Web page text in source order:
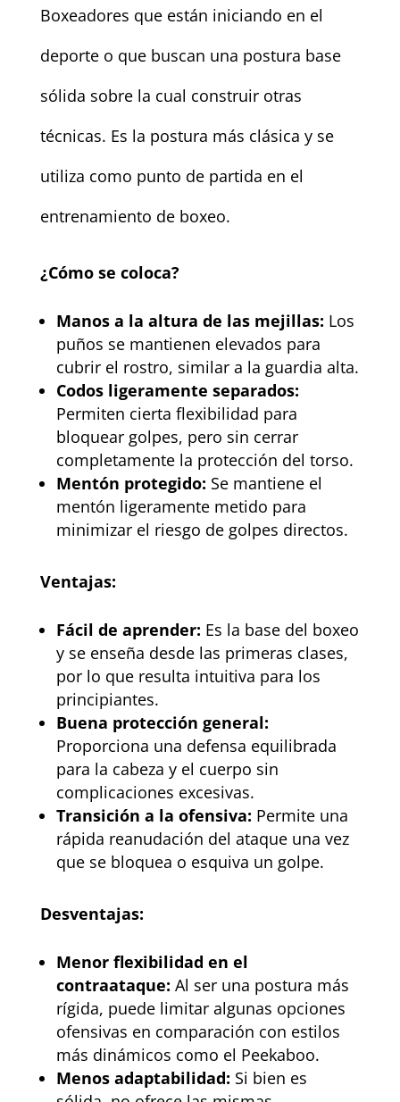
Boxeadores que están iniciando en el
deporte o que buscan una postura base
sólida sobre la cual construir otras
técnicas. Es la postura más clásica y se
utiliza como punto de partida en el
entrenamiento de boxeo.
¿Cómo se coloca?
Manos a la altura de las mejillas: Los
puños se mantienen elevados para
cubrir el rostro, similar a la guardia alta.
Codos ligeramente separados:
Permiten cierta flexibilidad para
bloquear golpes, pero sin cerrar
completamente la protección del torso.
Mentón protegido: Se mantiene el
mentón ligeramente metido para
minimizar el riesgo de golpes directos.
Ventajas:
Fácil de aprender: Es la base del boxeo
y se enseña desde las primeras clases,
por lo que resulta intuitiva para los
principiantes.
Buena protección general:
Proporciona una defensa equilibrada
para la cabeza y el cuerpo sin
complicaciones excesivas.
Transición a la ofensiva: Permite una
rápida reanudación del ataque una vez
que se bloquea o esquiva un golpe.
Desventajas:
Menor flexibilidad en el
contraataque: Al ser una postura más
rígida, puede limitar algunas opciones
ofensivas en comparación con estilos
más dinámicos como el Peekaboo.
Menos adaptabilidad: Si bien es